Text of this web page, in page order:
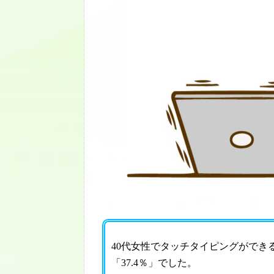
40代女性でタッチタイピングができ
「37.4％」でした。